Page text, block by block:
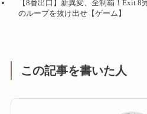
【8番出口】新異変、全制覇！Exit 8
のループを抜け出せ【ゲーム】
この記事を書いた人